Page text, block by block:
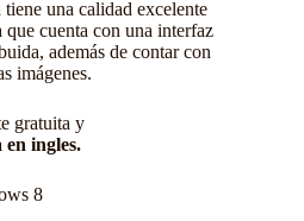
una calidad excelente
cuenta con una interfaz
además de contar con
imágenes.
gratuita y
en ingles.
8